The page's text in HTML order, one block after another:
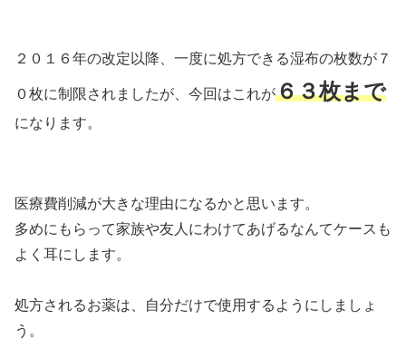
２０１６年の改定以降、一度に処方できる湿布の枚数が７
０枚に制限されましたが、今回はこれが６３枚まで
になります。
医療費削減が大きな理由になるかと思います。
多めにもらって家族や友人にわけてあげるなんてケースも
よく耳にします。
処方されるお薬は、自分だけで使用するようにしましょ
う。